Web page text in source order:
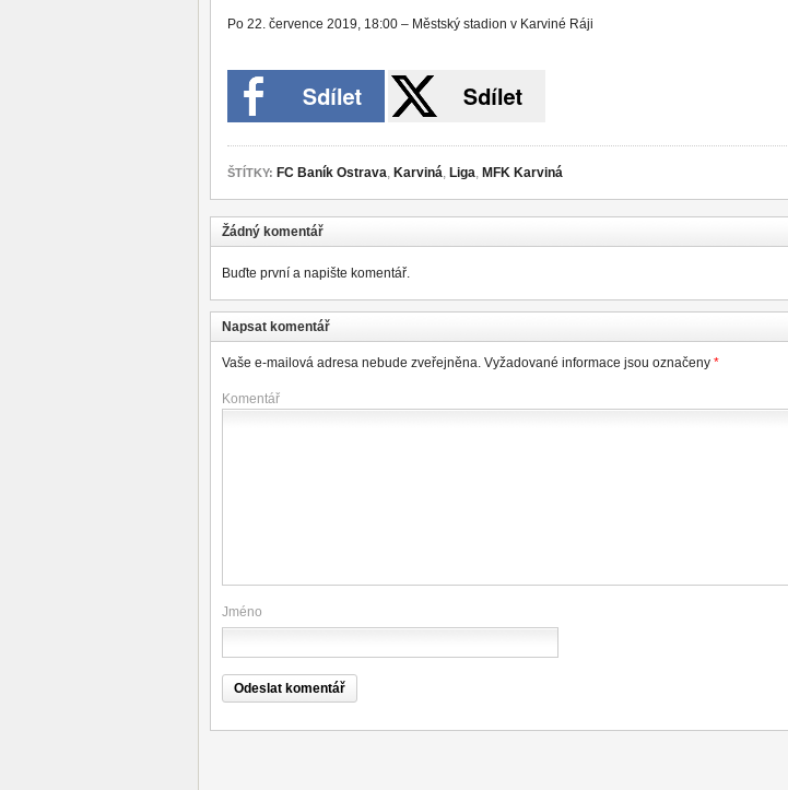
Po 22. července 2019, 18:00 – Městský stadion v Karviné Ráji
ŠTÍTKY: FC Baník Ostrava, Karviná, Liga, MFK Karviná
Žádný komentář
Buďte první a napište komentář.
Napsat komentář
Vaše e-mailová adresa nebude zveřejněna. Vyžadované informace jsou označeny *
Komentář
Jméno